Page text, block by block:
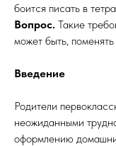
боится писать в
Вопрос. Такие
может быть, поменять
Введение
Родители
неожиданными
оформлению